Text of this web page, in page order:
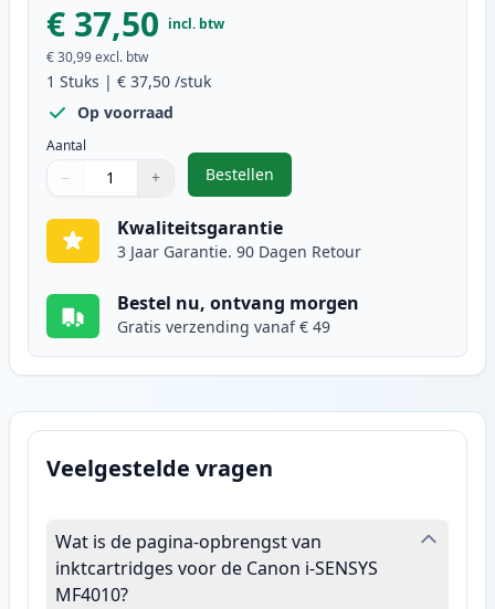
€ 37,50 incl. btw
€ 30,99excl. btw
1 Stuks | € 37,50 /stuk
Op voorraad
Aantal
Gebruik de knoppen om aan te passen
− +
1
Bestellen
,Canon FX-10 (0263B002AA)
Kwaliteitsgarantie
3 Jaar Garantie. 90 Dagen Retour
Bestel nu, ontvang morgen
Gratis verzending vanaf € 49
Veelgestelde vragen
Wat is de pagina-opbrengst van
inktcartridges voor de Canon i-SENSYS
MF4010?